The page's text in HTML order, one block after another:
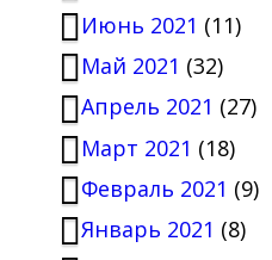
Июнь 2021 (11)
Май 2021 (32)
Апрель 2021 (27)
Март 2021 (18)
Февраль 2021 (9)
Январь 2021 (8)